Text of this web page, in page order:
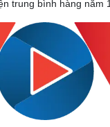
trung bình hàng năm